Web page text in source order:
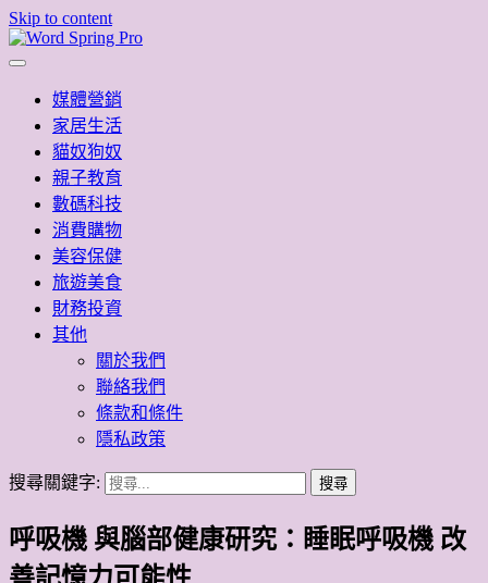
Skip to content
媒體營銷
家居生活
貓奴狗奴
親子教育
數碼科技
消費購物
美容保健
旅遊美食
財務投資
其他
關於我們
聯絡我們
條款和條件
隱私政策
搜尋關鍵字:
呼吸機 與腦部健康研究：睡眠呼吸機 改